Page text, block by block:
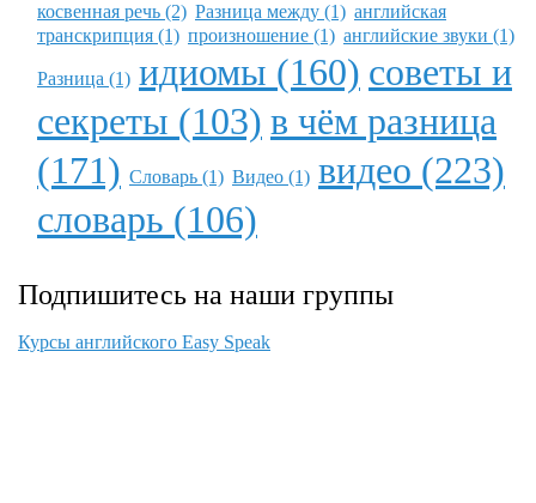
косвенная речь (2) Разница между (1) английская
транскрипция (1) произношение (1) английские звуки (1)
Разница (1) идиомы (160) советы и
секреты (103) в чём разница
(171) Словарь (1) Видео (1) видео (223)
словарь (106)
Подпишитесь на наши группы
Курсы английского Easy Speak